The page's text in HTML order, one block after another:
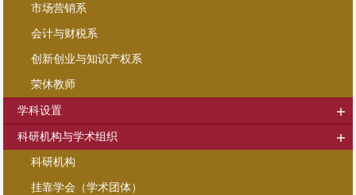
市场营销系
会计与财税系
创新创业与知识产权系
荣休教师
学科设置
科研机构与学术组织
科研机构
挂靠学会（学术团体）